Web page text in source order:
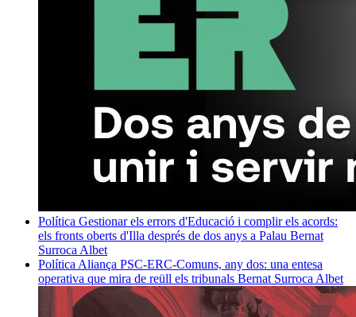
Política Gestionar els errors d'Educació i complir els acords:
els fronts oberts d'Illa després de dos anys a Palau Bernat
Surroca Albet
Política Aliança PSC-ERC-Comuns, any dos: una entesa
operativa que mira de reüll els tribunals Bernat Surroca Albet